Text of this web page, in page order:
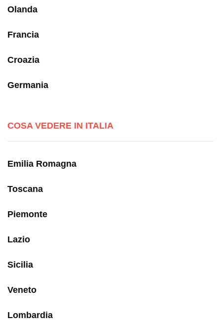
Olanda
Francia
Croazia
Germania
COSA VEDERE IN ITALIA
Emilia Romagna
Toscana
Piemonte
Lazio
Sicilia
Veneto
Lombardia